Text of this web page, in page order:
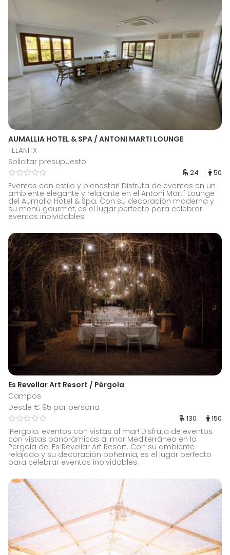
AUMALLIA HOTEL & SPA / ANTONI MARTI LOUNGE
FELANITX
Solicitar presupuesto
24 50
Eventos con estilo y bienestar! Disfruta de eventos en un
ambiente elegante y relajante en el Antoni Martí Lounge
del Aumalia Hotel & Spa. Con su decoración moderna y
su menú gourmet, es el lugar perfecto para celebrar
eventos inolvidables.
Es Revellar Art Resort / Pérgola
Campos
Desde € 95 por persona
130 150
¡Pergola: eventos con vistas al mar! Disfruta de eventos
con vistas panorámicas al mar Mediterráneo en la
Pergola del Es Revellar Art Resort. Con su ambiente
relajado y su decoración bohemia, es el lugar perfecto
para celebrar eventos inolvidables.